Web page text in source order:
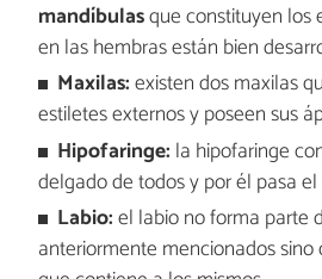
mandíbulasque constituyen los
en las hembras están bien
Maxilas:existen dos maxilas
estiletes externos y poseen sus
Hipofaringe: la hipofaringe
delgado de todos y por él pasa
Labio:el labio no forma parte
anteriormente mencionados